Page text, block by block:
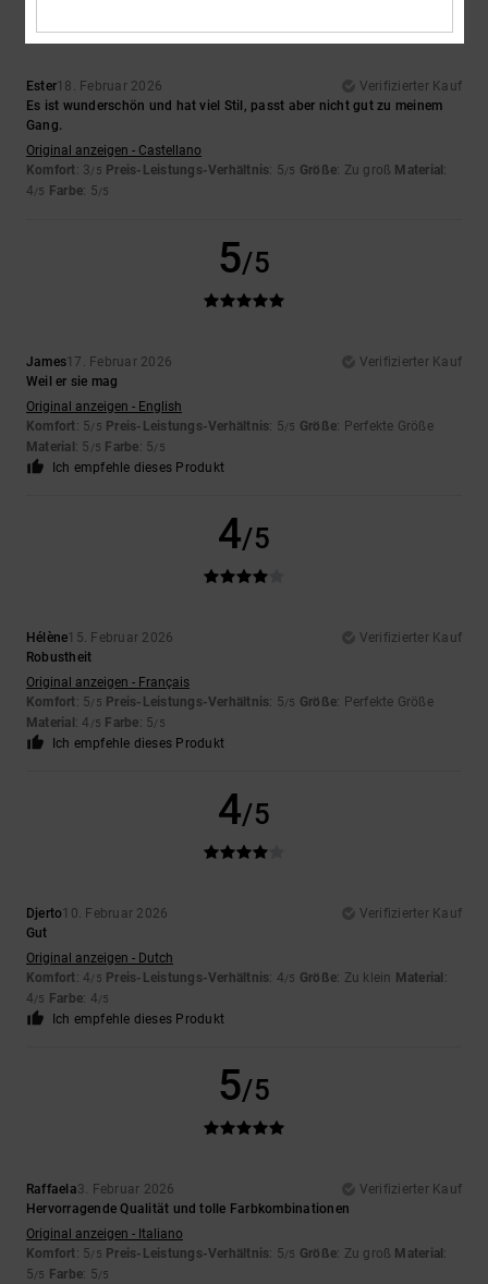
Ester18. Februar 2026
Verifizierter Kauf
Es ist wunderschön und hat viel Stil, passt aber nicht gut zu meinem
Gang.
Original anzeigen - Castellano
Komfort: 3/5 Preis-Leistungs-Verhältnis: 5/5 Größe: Zu groß Material :
4/5 Farbe: 5/5
5/5
James17. Februar 2026
Verifizierter Kauf
Weil er sie mag
Original anzeigen - English
Komfort: 5/5 Preis-Leistungs-Verhältnis: 5/5 Größe: Perfekte Größe
Material : 5 /5 Farbe: 5/5
Ich empfehle dieses Produkt
4/5
Hélène15. Februar 2026
Verifizierter Kauf
Robustheit
Original anzeigen - Français
Komfort: 5/5 Preis-Leistungs-Verhältnis: 5/5 Größe: Perfekte Größe
Material : 4 /5 Farbe: 5/5
Ich empfehle dieses Produkt
4/5
Djerto10. Februar 2026
Verifizierter Kauf
Gut
Original anzeigen - Dutch
Komfort: 4/5 Preis-Leistungs-Verhältnis: 4/5 Größe: Zu klein Material :
4/5 Farbe: 4/5
Ich empfehle dieses Produkt
5/5
Raffaela3. Februar 2026
Verifizierter Kauf
Hervorragende Qualität und tolle Farbkombinationen
Original anzeigen - Italiano
Komfort: 5/5 Preis-Leistungs-Verhältnis: 5/5 Größe: Zu groß Material :
5/5 Farbe: 5/5